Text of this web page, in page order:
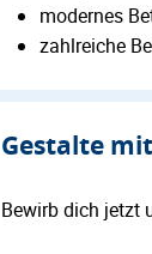
modernes
zahlreiche
Gestalte
Bewirb dich jetzt